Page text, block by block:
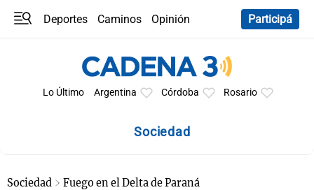
Deportes Caminos
Opinión
Participá
Lo Último Argentina Córdoba Rosario
Sociedad
Sociedad Fuego en el Delta de Paraná